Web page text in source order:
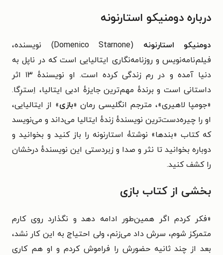
درباره دومنیکو استارنونه
دومنیکو استارنونه
(Domenico Starnone) نویسنده،
فیلم‌نامه‌نویس و روزنامه‌نگاری ایتالیایی است که در ناپل به
دنیا آمده و در رم زندگی کرده است. او نویسندهٔ ۱۳ اثر
داستانی است و برندهٔ مهم‌ترین جایزهٔ ادبی ایتالیا، اِسترِگا.
«جومپا لاهیری»، مترجم انگلیسی رمان «بازی» از ایتالیایی،
او را چیره‌دست‌ترین نویسندهٔ زندهٔ ایتالیا می‌داند و می‌نویسد
که کتاب «بندها» نوشتۀ استارنونه را باز کنید و بخوانید و
دوباره بخوانید تا نثر و صدا و زبردستی این نویسندهٔ درخشان
را کشف کنید.
بخشی از کتاب بازی
«فکر کردم اگر همین‌طور ادامه دهد و نگذارد روی کارم
متمرکز شوم، سرش داد می‌زنم، ولی احتیاج به این کار نشد،
بعد از چند ثانیه حضورش را فراموش کردم و او هم کاری